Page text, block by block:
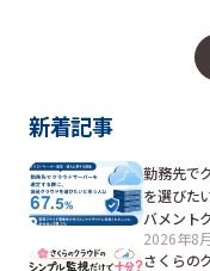
新着記事
勤務先で
を選びた
バメント
2026年8
さくらの